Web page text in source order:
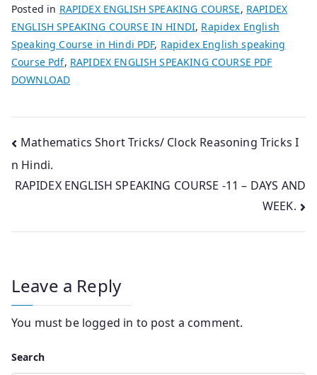
Posted in RAPIDEX ENGLISH SPEAKING COURSE, RAPIDEX
ENGLISH SPEAKING COURSE IN HINDI, Rapidex English
Speaking Course in Hindi PDF, Rapidex English speaking
Course Pdf, RAPIDEX ENGLISH SPEAKING COURSE PDF
DOWNLOAD
Post
navigation
Mathematics Short Tricks/ Clock Reasoning Tricks I
n Hindi.
RAPIDEX ENGLISH SPEAKING COURSE -11 – DAYS AND
WEEK.
Leave a Reply
You must be logged in to post a comment.
Search